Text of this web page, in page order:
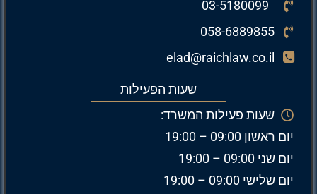
058-6889855
elad@raichlaw.co.il
שעות הפעילות
שעות פעילות המשרד:
יום ראשון 09:00 – 19:00
יום שני 09:00 – 19:00
יום שלישי 09:00 – 19:00